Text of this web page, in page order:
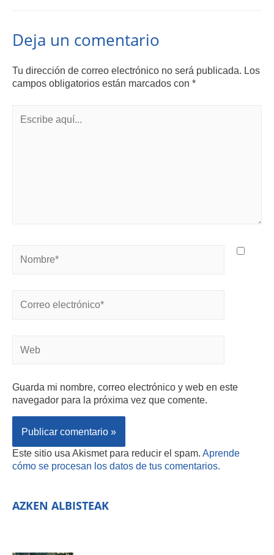
Deja un comentario
Tu dirección de correo electrónico no será publicada. Los
campos obligatorios están marcados con *
Guarda mi nombre, correo electrónico y web en este
navegador para la próxima vez que comente.
Este sitio usa Akismet para reducir el spam. Aprende
cómo se procesan los datos de tus comentarios.
AZKEN ALBISTEAK